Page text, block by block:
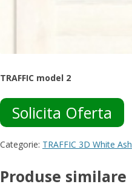
TRAFFIC model 2
Solicita Oferta
Categorie: TRAFFIC 3D White Ash
Produse similare